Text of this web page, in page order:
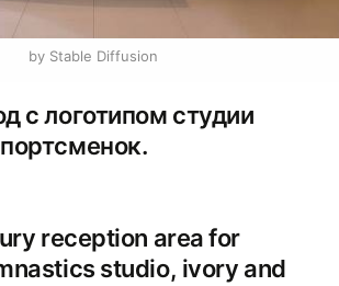
by Stable Diffusion
с логотипом студии
reception area for
studio, ivory and